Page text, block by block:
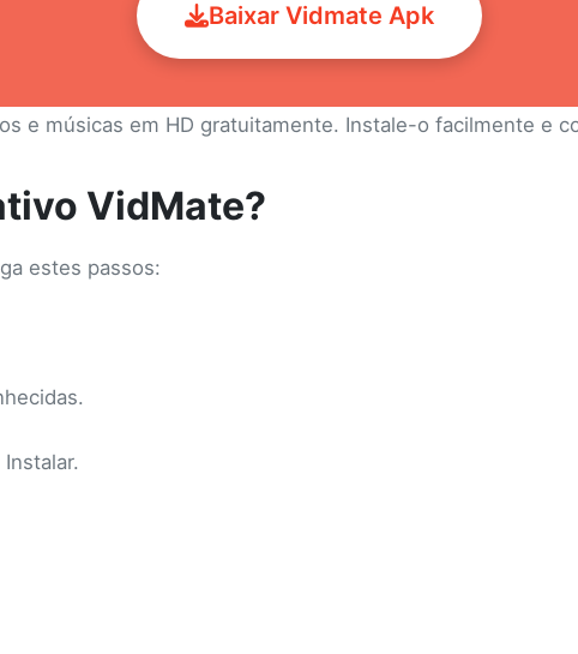
Baixar Vidmate Apk
e músicas em HD gratuitamente. Instale-o facilmente e
VidMate?
estes passos: